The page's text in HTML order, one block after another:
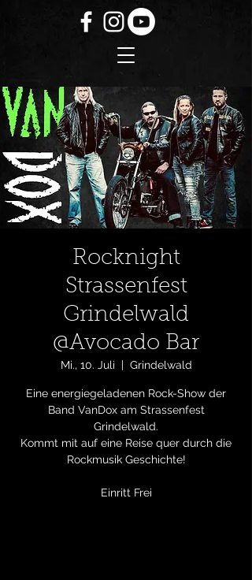
Rocknight
Strassenfest
Grindelwald
@Avocado Bar
Mi., 10. Juli
  |
Grindelwald
Eine energiegeladenen Rock-Show der
Band VanDox am Strassenfest
Grindelwald.
Kommt mit auf eine Reise quer durch die
Rockmusik Geschichte!
Einritt Frei